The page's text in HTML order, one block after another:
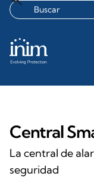
Central
La central de
seguridad